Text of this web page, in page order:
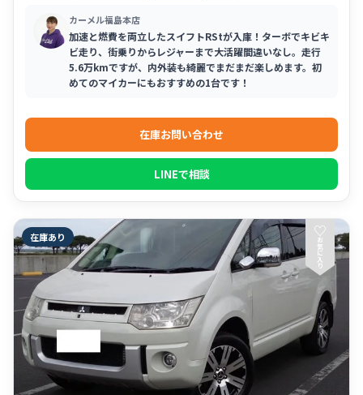
カーメル福島本店
加速と燃費を両立したスイフトRStが入庫！ターボでキビキ
ビ走り、街乗りからレジャーまで大活躍間違いなし。走行
5.6万kmですが、内外装も綺麗でまだまだ楽しめます。初
めてのマイカーにもおすすめの1台です！
在庫お問い合わせ
LINEで相談
在庫あり ♡
お
気
に
入
り